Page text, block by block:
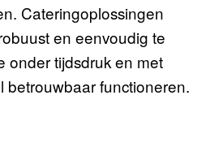
Cateringoplossingen
en eenvoudig te
onder tijdsdruk en met
betrouwbaar functioneren.